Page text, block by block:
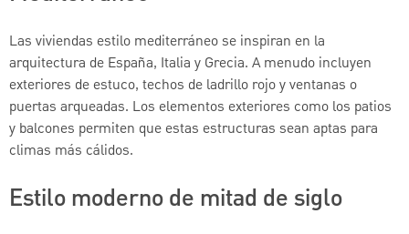
Las viviendas estilo mediterráneo se inspiran en la
arquitectura de España, Italia y Grecia. A menudo incluyen
exteriores de estuco, techos de ladrillo rojo y ventanas o
puertas arqueadas. Los elementos exteriores como los patios
y balcones permiten que estas estructuras sean aptas para
climas más cálidos.
Estilo moderno de mitad de siglo